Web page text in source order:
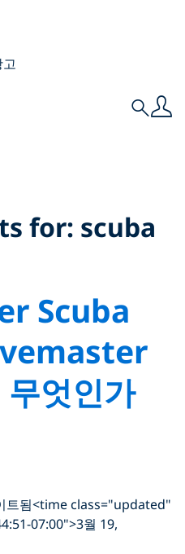
고
Search
for: scuba
Scuba
엇인가
트됨<time class="updated"
07:00">3월 19,